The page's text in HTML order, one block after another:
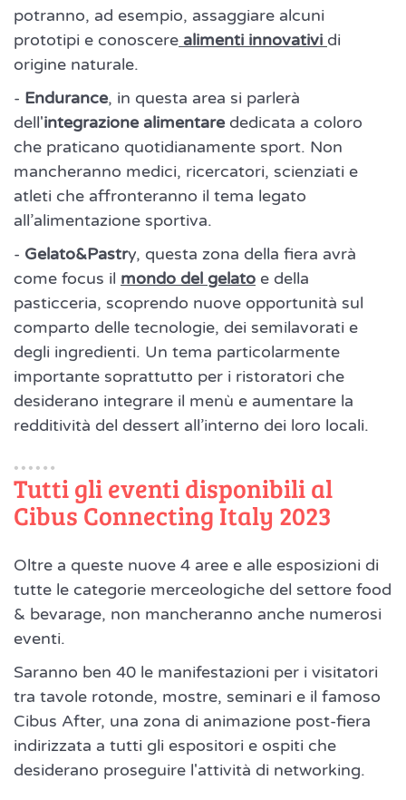
potranno, ad esempio, assaggiare alcuni
prototipi e conoscere alimenti innovativi di
origine naturale.
- Endurance, in questa area si parlerà
dell'integrazione alimentarededicata a coloro
che praticano quotidianamente sport. Non
mancheranno medici, ricercatori, scienziati e
atleti che affronteranno il tema legato
all’alimentazione sportiva.
- Gelato&Pastry, questa zona della fiera avrà
come focus il mondo del gelato e della
pasticceria, scoprendo nuove opportunità sul
comparto delle tecnologie, dei semilavorati e
degli ingredienti. Un tema particolarmente
importante soprattutto per i ristoratori che
desiderano integrare il menù e aumentare la
redditività del dessert all’interno dei loro locali.
Tutti gli eventi disponibili al
Cibus Connecting Italy 2023
Oltre a queste nuove 4 aree e alle esposizioni di
tutte le categorie merceologiche del settore food
& bevarage, non mancheranno anche numerosi
eventi.
Saranno ben 40 le manifestazioni per i visitatori
tra tavole rotonde, mostre, seminari e il famoso
Cibus After, una zona di animazione post-fiera
indirizzata a tutti gli espositori e ospiti che
desiderano proseguire l'attività di networking.